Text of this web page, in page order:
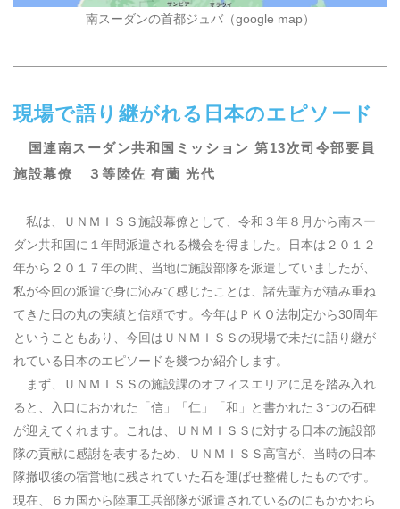
南スーダンの首都ジュバ（google map）
現場で語り継がれる日本のエピソード
国連南スーダン共和国ミッション 第13次司令部要員
施設幕僚 ３等陸佐 有薗 光代
私は、ＵＮＭＩＳＳ施設幕僚として、令和３年８月から南スー
ダン共和国に１年間派遣される機会を得ました。日本は２０１２
年から２０１７年の間、当地に施設部隊を派遣していましたが、
私が今回の派遣で身に沁みて感じたことは、諸先輩方が積み重ね
てきた日の丸の実績と信頼です。今年はＰＫＯ法制定から30周年
ということもあり、今回はＵＮＭＩＳＳの現場で未だに語り継が
れている日本のエピソードを幾つか紹介します。
まず、ＵＮＭＩＳＳの施設課のオフィスエリアに足を踏み入れ
ると、入口におかれた「信」「仁」「和」と書かれた３つの石碑
が迎えてくれます。これは、ＵＮＭＩＳＳに対する日本の施設部
隊の貢献に感謝を表するため、ＵＮＭＩＳＳ高官が、当時の日本
隊撤収後の宿営地に残されていた石を運ばせ整備したものです。
現在、６カ国から陸軍工兵部隊が派遣されているのにもかかわら